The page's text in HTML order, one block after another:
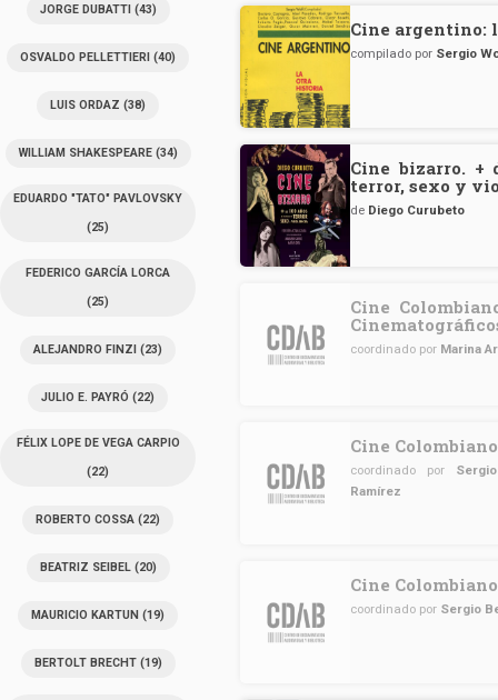
JORGE DUBATTI(43)
OSVALDO PELLETTIERI (40)
LUIS ORDAZ (38)
WILLIAM SHAKESPEARE(34)
EDUARDO "TATO" PAVLOVSKY
(25)
FEDERICO GARCÍA LORCA
(25)
ALEJANDRO FINZI (23)
JULIO E. PAYRÓ (22)
FÉLIX LOPE DE VEGA CARPIO
(22)
ROBERTO COSSA (22)
BEATRIZ SEIBEL(20)
MAURICIO KARTUN (19)
BERTOLT BRECHT(19)
Cine argentino:
compilado por Sergio
Cine bizarro. +
terror, sexo y
de Diego Curubeto
Cine
coordinado por Marina
Cine
coordinado por
Ramírez
Cine
coordinado por Sergio